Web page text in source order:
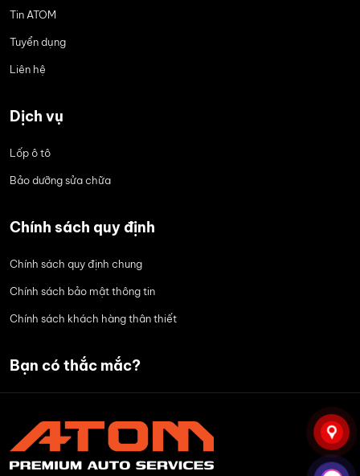
Tin ATOM
Tuyển dụng
Liên hệ
Dịch vụ
Lốp ô tô
Bảo dưỡng sửa chữa
Chính sách quy định
Chính sách quy định chung
Chính sách bảo mật thông tin
Chính sách khách hàng thân thiết
Bạn có thắc mắc?